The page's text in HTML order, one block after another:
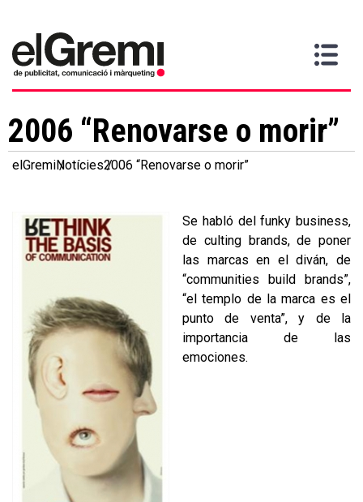
Inici
Gremi
>
Serveis
Contacta
2006 “Renovarse o morir”
elGremiNotícies2006 “Renovarse o morir”
Se habló del funky business,
de culting brands, de poner
las marcas en el diván, de
“communities build brands”,
“el templo de la marca es el
punto de venta”, y de la
importancia de las
emociones.